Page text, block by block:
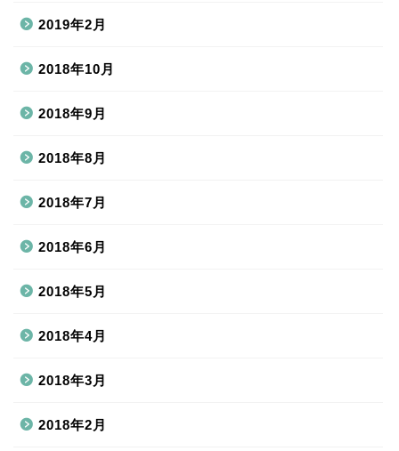
2019年2月
2018年10月
2018年9月
2018年8月
2018年7月
2018年6月
2018年5月
2018年4月
2018年3月
2018年2月